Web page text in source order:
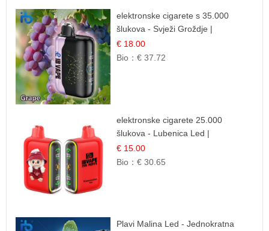
elektronske cigarete s 35.000
šlukova - Svježi Groždje |
Osježavajuća Voćna Aroma
€ 18.00
Bio：€ 37.72
elektronske cigarete 25.000
šlukova - Lubenica Led |
Osježavajući Ljetni Okus
€ 15.00
Bio：€ 30.65
Plavi Malina Led - Jednokratna